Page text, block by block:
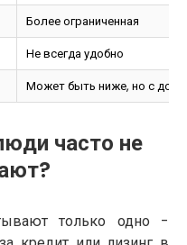
Более ограниченная
Не всегда удобно
Может быть ниже, но с
часто не
только одно -